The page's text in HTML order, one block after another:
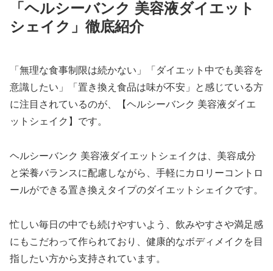
「ヘルシーバンク 美容液ダイエット
シェイク」徹底紹介
「無理な食事制限は続かない」「ダイエット中でも美容を
意識したい」「置き換え食品は味が不安」と感じている方
に注目されているのが、【ヘルシーバンク 美容液ダイエ
ットシェイク】です。
ヘルシーバンク 美容液ダイエットシェイクは、美容成分
と栄養バランスに配慮しながら、手軽にカロリーコントロ
ールができる置き換えタイプのダイエットシェイクです。
忙しい毎日の中でも続けやすいよう、飲みやすさや満足感
にもこだわって作られており、健康的なボディメイクを目
指したい方から支持されています。